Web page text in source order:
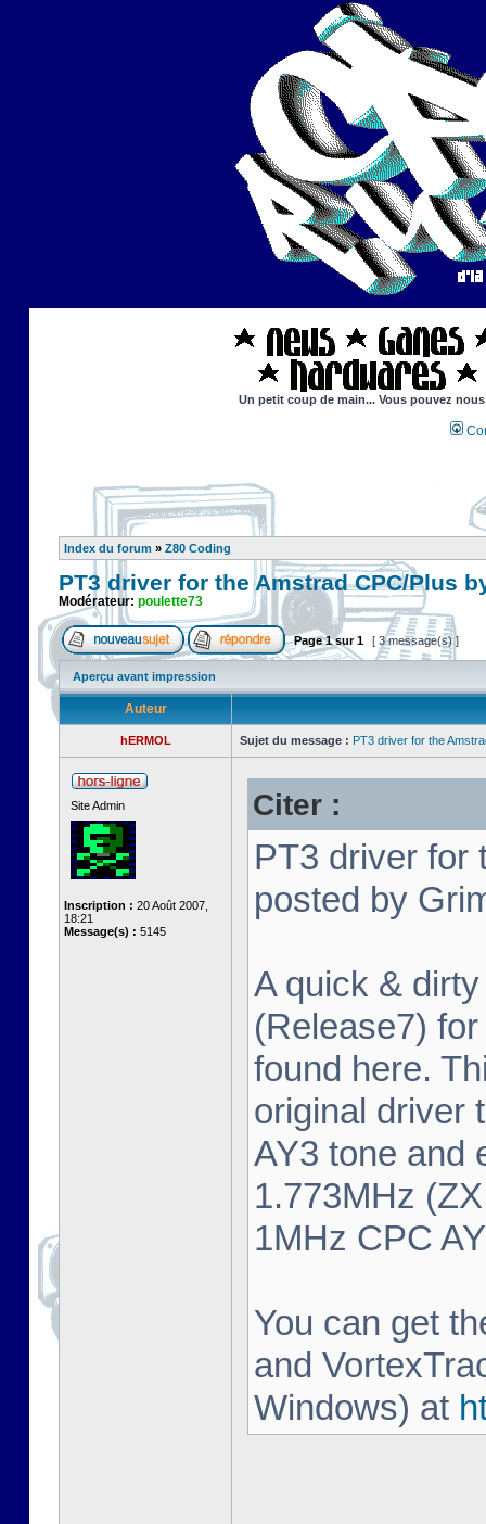
Un petit coup de main... Vous pouvez
Index du forum » Z80 Coding
PT3 driver for the Amstrad CPC/Plus
Modérateur: poulette73
Page1sur1 [ 3 message(s) ]
Aperçu avant impression
Auteur
hERMOL Sujet du message : PT3 driver for the
Site Admin
Inscription : 20 Août 2007,
18:21
Message(s) : 5145
Citer :
PT3 driver for
posted by
A quick &
(Release7)
found here.
original driver
AY3 tone and
1.773MHz
1MHz CPC
You can get
and
Windows) at